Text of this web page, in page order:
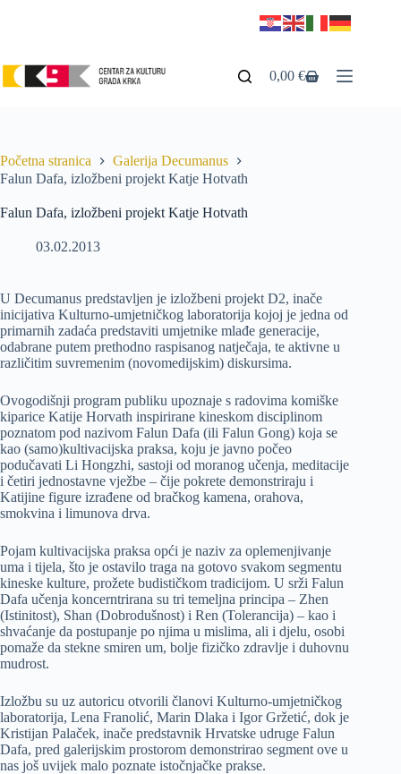
0,00€
Početna stranica
Galerija Decumanus
Falun Dafa, izložbeni projekt Katje Hotvath
Falun Dafa, izložbeni projekt Katje Hotvath
03.02.2013
U Decumanus predstavljen je izložbeni projekt D2, inače
inicijativa Kulturno-umjetničkog laboratorija kojoj je jedna od
primarnih zadaća predstaviti umjetnike mlađe generacije,
odabrane putem prethodno raspisanog natječaja, te aktivne u
različitim suvremenim (novomedijskim) diskursima.
Ovogodišnji program publiku upoznaje s radovima komiške
kiparice Katije Horvath inspirirane kineskom disciplinom
poznatom pod nazivom Falun Dafa (ili Falun Gong) koja se
kao (samo)kultivacijska praksa, koju je javno počeo
podučavati Li Hongzhi, sastoji od moranog učenja, meditacije
i četiri jednostavne vježbe – čije pokrete demonstriraju i
Katijine figure izrađene od bračkog kamena, orahova,
smokvina i limunova drva.
Pojam kultivacijska praksa opći je naziv za oplemenjivanje
uma i tijela, što je ostavilo traga na gotovo svakom segmentu
kineske kulture, prožete budističkom tradicijom. U srži Falun
Dafa učenja koncerntrirana su tri temeljna principa – Zhen
(Istinitost), Shan (Dobrodušnost) i Ren (Tolerancija) – kao i
shvaćanje da postupanje po njima u mislima, ali i djelu, osobi
pomaže da stekne smiren um, bolje fizičko zdravlje i duhovnu
mudrost.
Izložbu su uz autoricu otvorili članovi Kulturno-umjetničkog
laboratorija, Lena Franolić, Marin Dlaka i Igor Gržetić, dok je
Kristijan Palaček, inače predstavnik Hrvatske udruge Falun
Dafa, pred galerijskim prostorom demonstrirao segment ove u
nas još uvijek malo poznate istočnjačke prakse.